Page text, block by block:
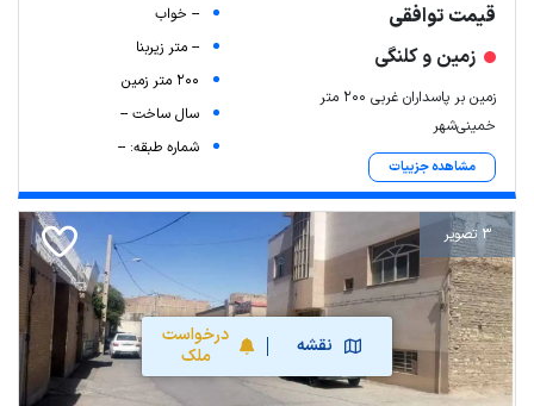
نقشه
درخواست
ملک
قیمت توافقی
زمین و کلنگی
زمین بر پاسداران غربی 200 متر
خمینی‌شهر
مشاهده جزییات
-- خواب
-- متر زیربنا
200 متر زمین
سال ساخت --
شماره طبقه: --
3 تصویر